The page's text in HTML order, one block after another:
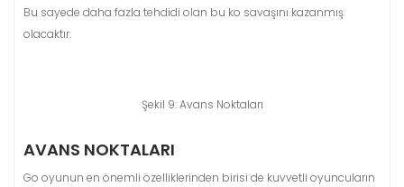
Bu sayede daha fazla tehdidi olan bu ko savaşını kazanmış
olacaktır.
Şekil 9: Avans Noktaları
AVANS NOKTALARI
Go oyunun en önemli özelliklerinden birisi de kuvvetli oyuncuların